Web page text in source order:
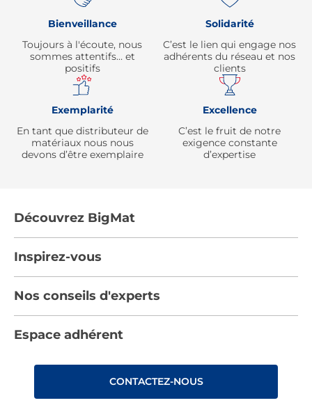
Bienveillance
Toujours à l'écoute, nous
sommes attentifs… et
positifs
Solidarité
C’est le lien qui engage nos
adhérents du réseau et nos
clients
Exemplarité
En tant que distributeur de
matériaux nous nous
devons d’être exemplaire
Excellence
C’est le fruit de notre
exigence constante
d’expertise
Découvrez BigMat
Devenez adhérent
Déclaration d’accessibilité : non conforme
Inspirez-vous
Nos catalogues
Rencontres
Nos conseils d'experts
Espace adhérent
CONTACTEZ-NOUS